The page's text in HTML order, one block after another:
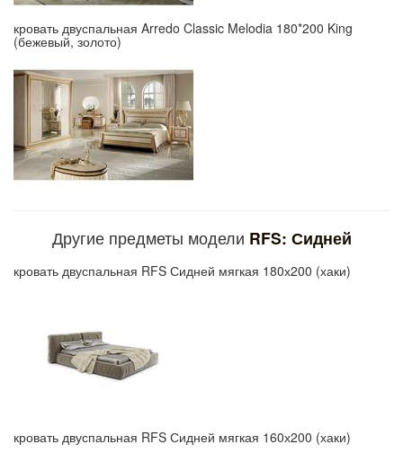
кровать двуспальная Arredo Classic Melodia 180*200 King
(бежевый, золото)
Другие предметы модели RFS: Сидней
кровать двуспальная RFS Сидней мягкая 180х200 (хаки)
кровать двуспальная RFS Сидней мягкая 160х200 (хаки)